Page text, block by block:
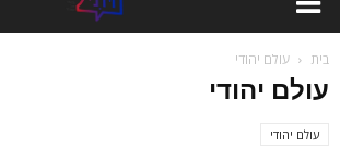
בית עולם יהודי
עולם יהודי
עולם יהודי